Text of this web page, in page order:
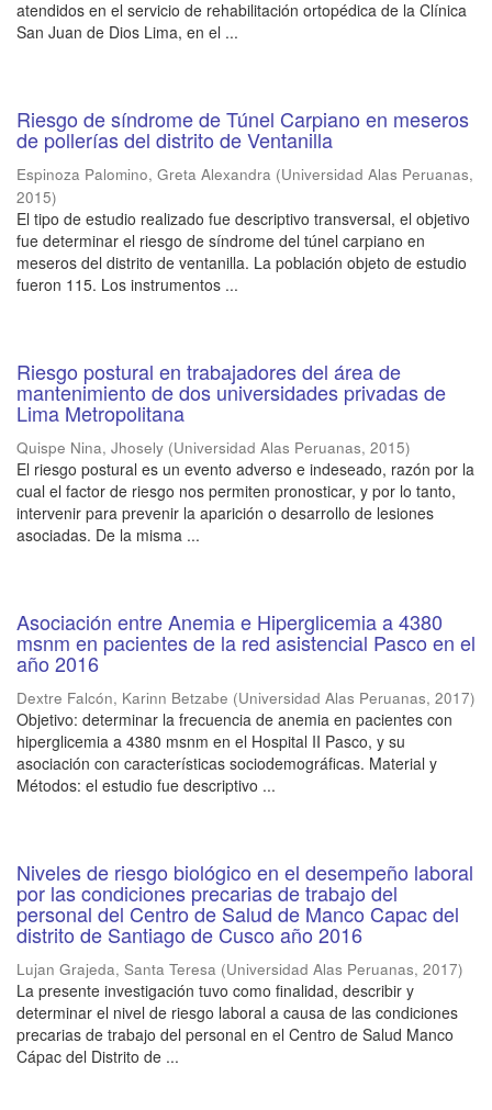
atendidos en el servicio de rehabilitación ortopédica de la Clínica
San Juan de Dios Lima, en el ...
Riesgo de síndrome de Túnel Carpiano en meseros
de pollerías del distrito de Ventanilla
Espinoza Palomino, Greta Alexandra (Universidad Alas Peruanas,
2015)
El tipo de estudio realizado fue descriptivo transversal, el objetivo
fue determinar el riesgo de síndrome del túnel carpiano en
meseros del distrito de ventanilla. La población objeto de estudio
fueron 115. Los instrumentos ...
Riesgo postural en trabajadores del área de
mantenimiento de dos universidades privadas de
Lima Metropolitana
Quispe Nina, Jhosely (Universidad Alas Peruanas, 2015)
El riesgo postural es un evento adverso e indeseado, razón por la
cual el factor de riesgo nos permiten pronosticar, y por lo tanto,
intervenir para prevenir la aparición o desarrollo de lesiones
asociadas. De la misma ...
Asociación entre Anemia e Hiperglicemia a 4380
msnm en pacientes de la red asistencial Pasco en el
año 2016
Dextre Falcón, Karinn Betzabe (Universidad Alas Peruanas, 2017)
Objetivo: determinar la frecuencia de anemia en pacientes con
hiperglicemia a 4380 msnm en el Hospital II Pasco, y su
asociación con características sociodemográficas. Material y
Métodos: el estudio fue descriptivo ...
Niveles de riesgo biológico en el desempeño laboral
por las condiciones precarias de trabajo del
personal del Centro de Salud de Manco Capac del
distrito de Santiago de Cusco año 2016
Lujan Grajeda, Santa Teresa (Universidad Alas Peruanas, 2017)
La presente investigación tuvo como finalidad, describir y
determinar el nivel de riesgo laboral a causa de las condiciones
precarias de trabajo del personal en el Centro de Salud Manco
Cápac del Distrito de ...